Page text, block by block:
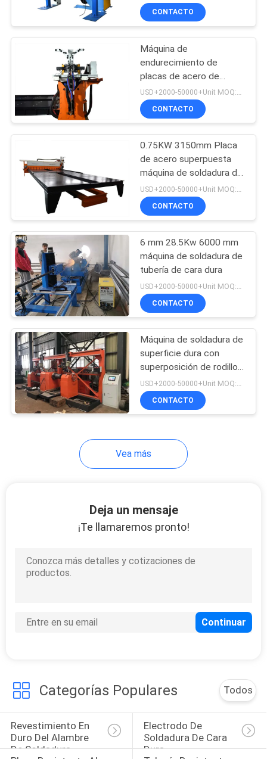
Soldadora
automática
Máquina de
revestimiento de
tuberías
Máquina de
medición
Máquina de
pórtico
9
Máquina de
soldadura digital
soldadura de cara
dura
13
superficie dura
CONTACTO
Máquina de
endurecimiento de
placas de acero de
recubrimiento resistente
al desgaste
USD+2000-50000+Unit MOQ:1 unidad
CONTACTO
0.75KW 3150mm Placa
de acero superpuesta
máquina de soldadura de
cara dura
USD+2000-50000+Unit MOQ:1 unidad
CONTACTO
6 mm 28.5Kw 6000 mm
máquina de soldadura de
tubería de cara dura
CONTACTO
Máquina de soldadura de
superficie dura con
superposición de rodillos
de 750A 1500kg 400mm
CONTACTO
Vea más
Deja un mensaje
¡Te llamaremos pronto!
Categorías Populares Todos
Revestimiento En
Duro Del Alambre
De Soldadura
Electrodo De
Soldadura De Cara
Dura